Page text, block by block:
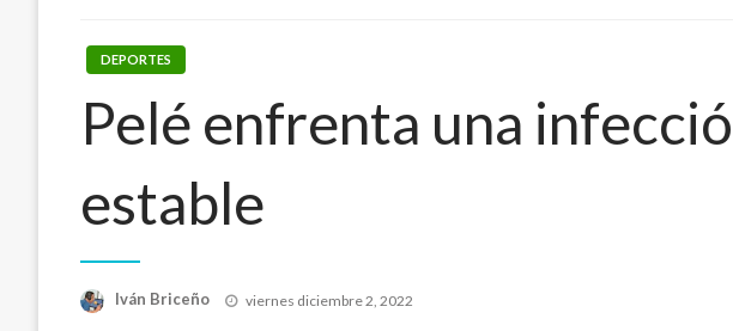
DEPORTES
Pelé enfrenta una
estable
Iván Briceño
Publicado
viernes diciembre 2, 2022